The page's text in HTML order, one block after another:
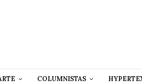
COLUMNISTAS